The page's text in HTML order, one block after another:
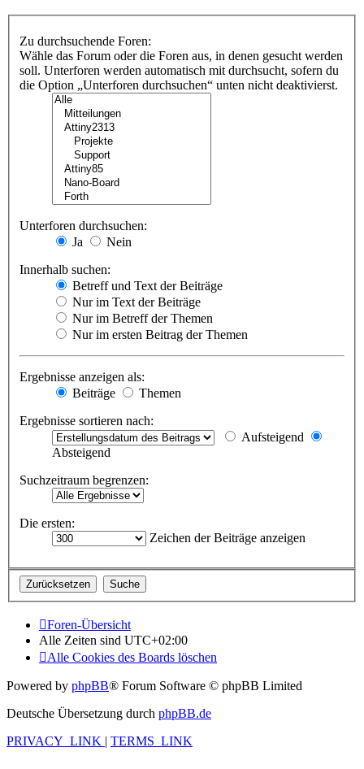
Zu durchsuchende Foren:
Wähle das Forum oder die Foren aus, in denen gesucht werden
soll. Unterforen werden automatisch mit durchsucht, sofern du
die Option „Unterforen durchsuchen“ unten nicht deaktivierst.
Unterforen durchsuchen:
Ja
Nein
Innerhalb suchen:
Betreff und Text der Beiträge
Nur im Text der Beiträge
Nur im Betreff der Themen
Nur im ersten Beitrag der Themen
Ergebnisse anzeigen als:
Beiträge
Themen
Ergebnisse sortieren nach:
Aufsteigend
Absteigend
Suchzeitraum begrenzen:
Die ersten:
Zeichen der Beiträge anzeigen
Foren-Übersicht
Alle Zeiten sind UTC+02:00
Alle Cookies des Boards löschen
Powered by phpBB® Forum Software © phpBB Limited
Deutsche Übersetzung durch phpBB.de
PRIVACY_LINK | TERMS_LINK